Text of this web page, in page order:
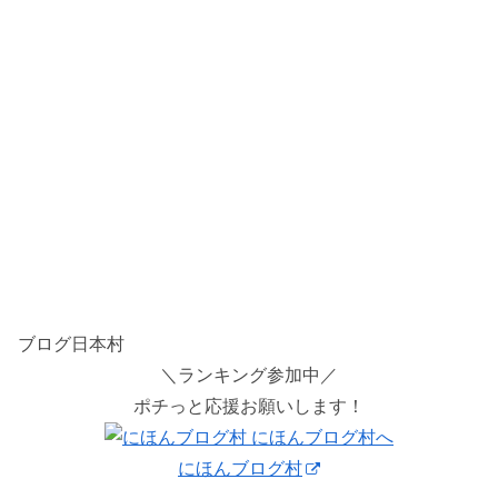
ブログ日本村
＼ランキング参加中／
ポチっと応援お願いします！
にほんブログ村